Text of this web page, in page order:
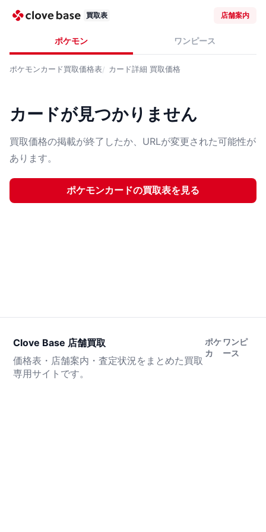
買取表 店舗案内
ポケモン ワンピース
ポケモンカード買取価格表 カード詳細 買取価格
カードが見つかりません
買取価格の掲載が終了したか、URLが変更された可能性が
あります。
ポケモンカードの買取表を見る
Clove Base 店舗買取
価格表・店舗案内・査定状況をまとめた買取
専用サイトです。
ポケ
カ
ワンピ
ース